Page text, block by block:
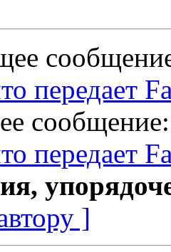
передает
передает
]